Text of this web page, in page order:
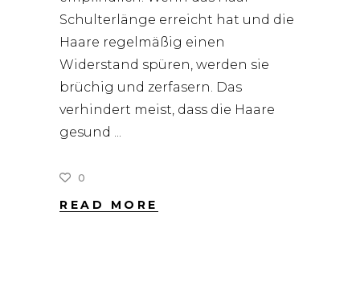
Schulterlänge erreicht hat und die
Haare regelmäßig einen
Widerstand spüren, werden sie
brüchig und zerfasern. Das
verhindert meist, dass die Haare
gesund
0
READ MORE